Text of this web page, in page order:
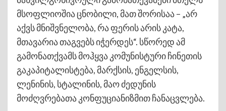
მსოფლიოშია ცნობილი, მათ შორისაა – „არ
აქვს მნიშვნელობა, რა ფერის არის კატა,
მთავარია თაგვებს იჭერდეს“. სწორედ ამ
გამონათქვამს მოჰყვა კომუნისტური ჩინეთის
გაკაპიტალისტება, მარქსის, ენგელსის,
ლენინის, სტალინის, მაო ძედუნის
მოძღვრებათა კონფუციანიზმით ჩანაცვლება.